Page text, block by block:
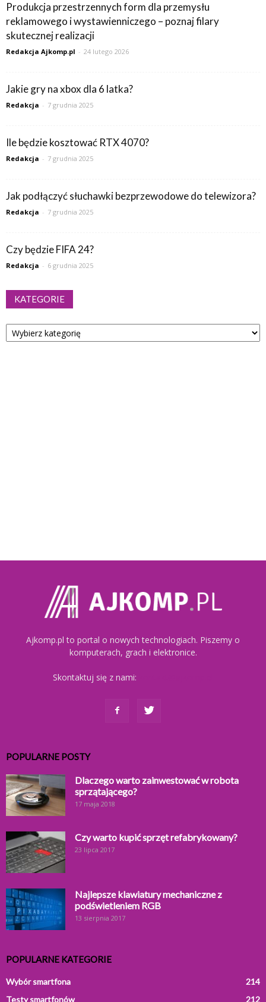
Produkcja przestrzennych form dla przemysłu
reklamowego i wystawienniczego – poznaj filary
skutecznej realizacji
Redakcja Ajkomp.pl - 24 lutego 2026
Jakie gry na xbox dla 6 latka?
Redakcja - 7 grudnia 2025
Ile będzie kosztować RTX 4070?
Redakcja - 7 grudnia 2025
Jak podłączyć słuchawki bezprzewodowe do telewizora?
Redakcja - 7 grudnia 2025
Czy będzie FIFA 24?
Redakcja - 6 grudnia 2025
KATEGORIE
Kategorie
Ajkomp.pl to portal o nowych technologiach. Piszemy o
komputerach, grach i elektronice.
Skontaktuj się z nami:
POPULARNE POSTY
Dlaczego warto zainwestować w robota
sprzątającego?
17 maja 2018
Czy warto kupić sprzęt refabrykowany?
23 lipca 2017
Najlepsze klawiatury mechaniczne z
podświetleniem RGB
13 sierpnia 2017
POPULARNE KATEGORIE
Wybór smartfona
214
Testy smartfonów
212